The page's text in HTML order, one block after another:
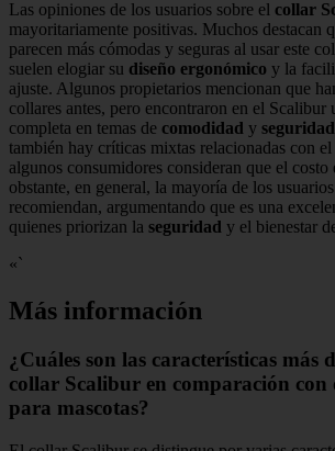
Las opiniones de los usuarios sobre el collar
mayoritariamente positivas. Muchos destacan
parecen más cómodas y seguras al usar este
suelen elogiar su diseño ergonómico y la
ajuste. Algunos propietarios mencionan que
collares antes, pero encontraron en el Scalibur
completa en temas de comodidad y seguridad
también hay críticas mixtas relacionadas con
algunos consumidores consideran que el costo
obstante, en general, la mayoría de los
recomiendan, argumentando que es una
quienes priorizan la seguridad y el bienestar
«`
Más información
¿Cuáles son las características más
collar Scalibur en comparación con
para mascotas?